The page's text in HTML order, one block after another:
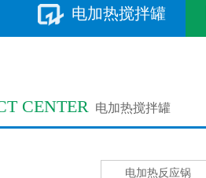
电加热搅拌罐
CENTER 电加热搅拌罐
电加热反应锅